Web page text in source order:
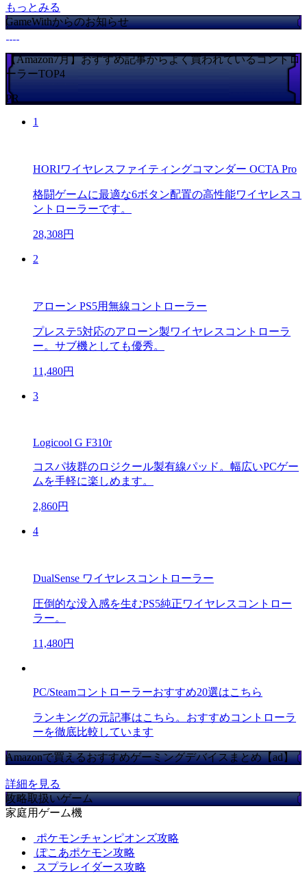
もっとみる
GameWithからのお知らせ
【Amazon7月】おすすめ記事からよく買われているコントロ
ーラーTOP4
PR
1
HORIワイヤレスファイティングコマンダー OCTA Pro
格闘ゲームに最適な6ボタン配置の高性能ワイヤレスコ
ントローラーです。
28,308円
2
アローン PS5用無線コントローラー
プレステ5対応のアローン製ワイヤレスコントローラ
ー。サブ機としても優秀。
11,480円
3
Logicool G F310r
コスパ抜群のロジクール製有線パッド。幅広いPCゲー
ムを手軽に楽しめます。
2,860円
4
DualSense ワイヤレスコントローラー
圧倒的な没入感を生むPS5純正ワイヤレスコントロー
ラー。
11,480円
PC/Steamコントローラーおすすめ20選はこちら
ランキングの元記事はこちら。おすすめコントローラ
ーを徹底比較しています
Amazonで買えるおすすめゲーミングデバイスまとめ【ad】
詳細を見る
攻略取扱いゲーム
家庭用ゲーム機
ポケモンチャンピオンズ攻略
ぽこあポケモン攻略
スプラレイダース攻略